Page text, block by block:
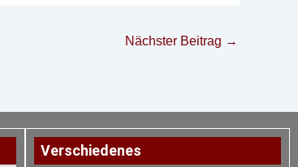
Nächster Beitrag →
Verschiedenes